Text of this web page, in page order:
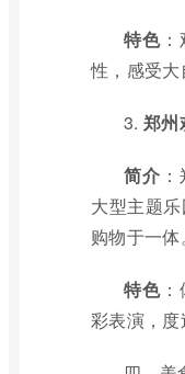
特色：
性，感受大
3. 郑州
简介
大型主题乐
购物于一体。
特色：
彩表演，度